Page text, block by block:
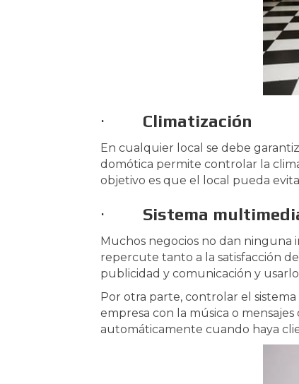
· Climatización
En cualquier local se debe
domótica permite controlar la
objetivo es que el local pueda
· Sistema
Muchos negocios no dan ninguna
repercute tanto a la satisfacción
publicidad y comunicación y
Por otra parte, controlar el
empresa con la música o
automáticamente cuando haya